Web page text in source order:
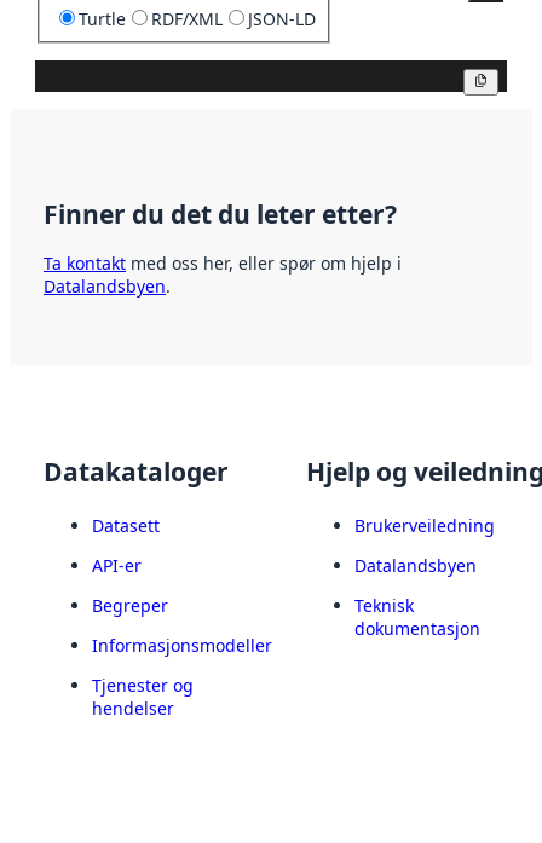
Turtle RDF/XML JSON-LD
Finner du det du leter etter?
Ta kontakt med oss her, eller spør om hjelp i
Datalandsbyen.
Datakataloger
Datasett
API-er
Begreper
Informasjonsmodeller
Tjenester og
hendelser
Hjelp og
Brukerveiledning
Datalandsbyen
Teknisk
dokumentasjon